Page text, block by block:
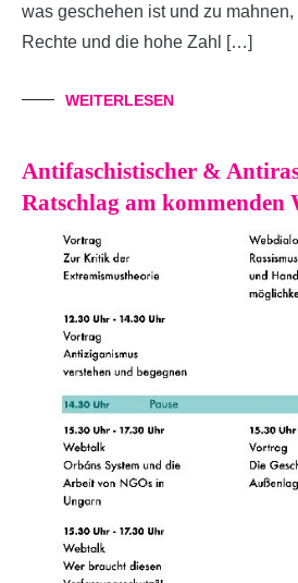
was geschehen ist und zu
Rechte und die hohe Zahl […]
WEITERLESEN
Antifaschistischer &
Ratschlag am kommenden